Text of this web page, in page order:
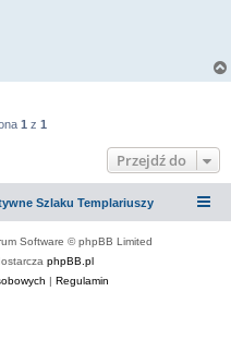
1 z 1
Przejdź do
Szlaku Templariuszy
Software © phpBB Limited
phpBB.pl
| Regulamin